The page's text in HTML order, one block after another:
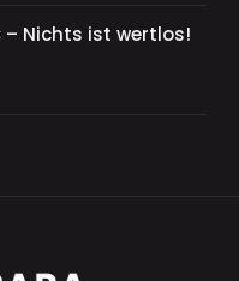
– Nichts ist wertlos!